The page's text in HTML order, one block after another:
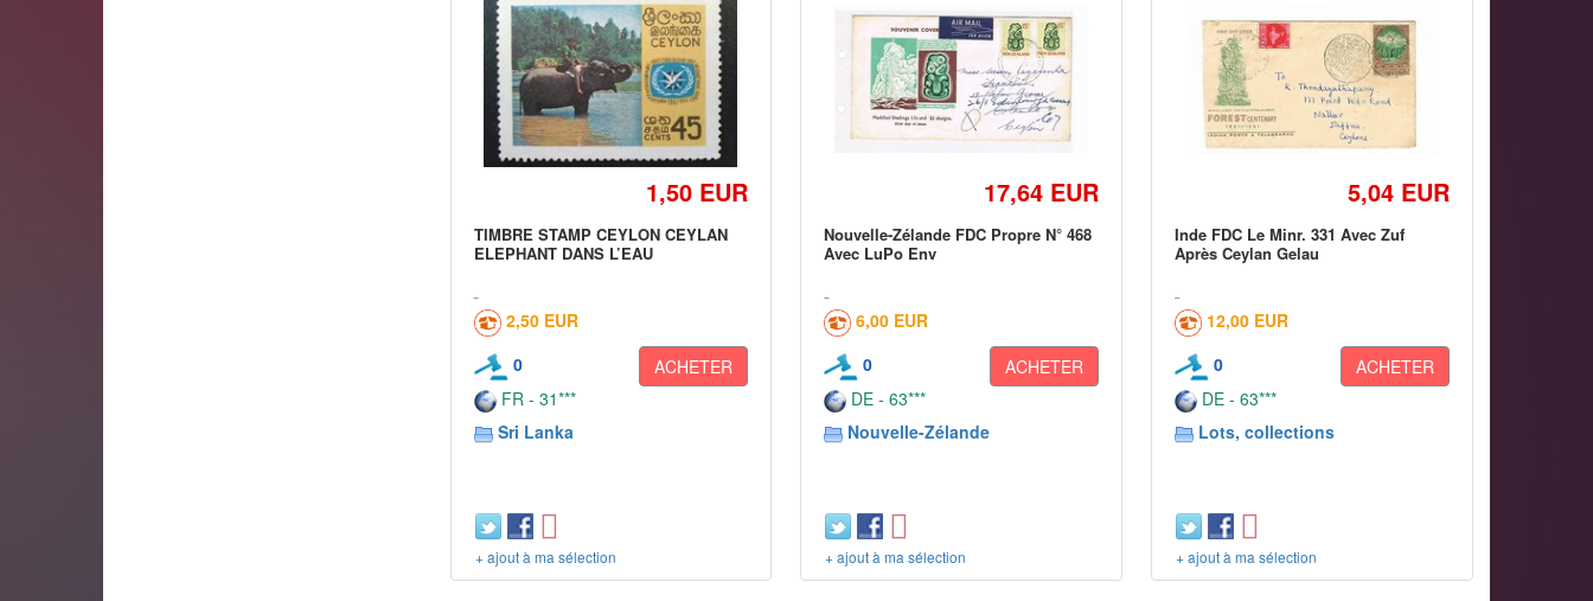
1,50 EUR
TIMBRE STAMP CEYLON CEYLAN
ELEPHANT DANS L’EAU
2,50 EUR
0
ACHETER
FR - 31***
Sri Lanka
+ ajout à ma sélection
17,64 EUR
Nouvelle-Zélande FDC Propre N° 468
Avec LuPo Env
6,00 EUR
0
ACHETER
DE - 63***
Nouvelle-Zélande
+ ajout à ma sélection
5,04 EUR
Inde FDC Le Minr. 331 Avec Zuf
Après Ceylan Gelau
12,00 EUR
0
ACHETER
DE - 63***
Lots, collections
+ ajout à ma sélection